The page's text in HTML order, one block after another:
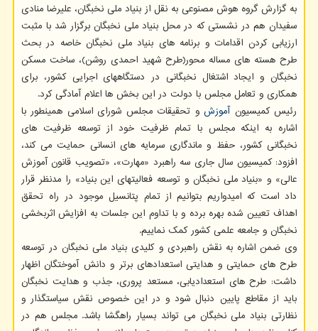
به گزارش گروه هوش مصنوعی به نقل از بنیاد ملی نخبگان، علیرضا منادی
سفیدان هم در نشستی که در محل بنیاد ملی نخبگان برگزار شد با مثبت
ارزیابی کردن اقدامات و برنامه های بنیاد ملی نخبگان خاصه در بحث
طرح هسته های مساله محور(طرح شهید احمدی روشن)، ساخت مسکن
نخبگان و ایجاد اشتغال نخبگانی در دستگاههای اجرایی کشور، برای
همکاری و تعامل مجلس با دولت در این بخش ها اعلام آمادگی کرد.
رئیس کمیسیونآموزشو تحقیقات مجلس شورای اسلامی همینطور با
اشاره به اینکه مجلس با تمام ظرفیت خود از توسعه ظرفیت های
نخبگانی کشور، حفظ و ماندگاری سرمایه های انسانی حمایت می کند،
افزود: کمیسیون سال جاری سه راهبرد «مهارت»، «تصویب قانون آموزش
عالی» و «بنیاد ملی نخبگان و توسعه فعالیتهای این بنیاد» را مدنظر قرار
داد است که امیدواریم بتوانیم از تمام پتانسیل موجود در راه تحقق
اهداف تعیین شده بهره برده و با تداوم این جلسات به افزایش اثربخشی
نخبگان و جامعه علمی کشور کمک نماییم.
وی ضمن اشاره به نقش راهبردی و کلیدی بنیاد ملی نخبگان در توسعه
طرح های حمایتی و هدایتی استعدادهای برتر و دانش آموختگان اظهار
داشت: طرح های استعدادیابی، مستعد پروری، جذب و هدایت نخبگان
باید از مقاطع پایین دنبال شود و در این خصوص نقش سیاستگذار و
نظارتی بنیاد ملی نخبگان می تواند بسیار راهگشا باشد. مجلس هم در